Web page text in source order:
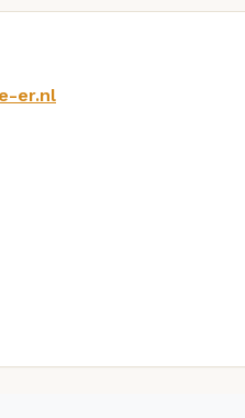
er.nl